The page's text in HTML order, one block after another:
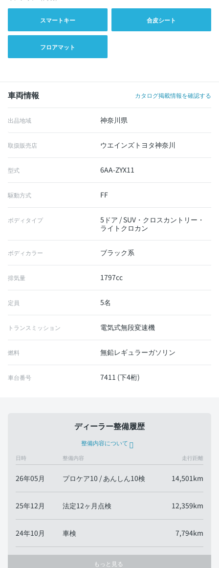
スマートキー 合皮シート
フロアマット
車両情報 カタログ掲載情報を確認する
出品地域 神奈川県
取扱販売店 ウエインズトヨタ神奈川
型式 6AA-ZYX11
駆動方式 FF
ボディタイプ
5ドア / SUV・クロスカントリー・
ライトクロカン
ボディカラー ブラック系
排気量 1797cc
定員 5名
トランスミッション 電気式無段変速機
燃料 無鉛レギュラーガソリン
車台番号 7411 (下4桁)
ディーラー整備履歴
整備内容について
日時 整備内容 走行距離
26年05月 プロケア10 / あんしん10検 14,501km
25年12月 法定12ヶ月点検 12,359km
24年10月 車検 7,794km
もっと見る